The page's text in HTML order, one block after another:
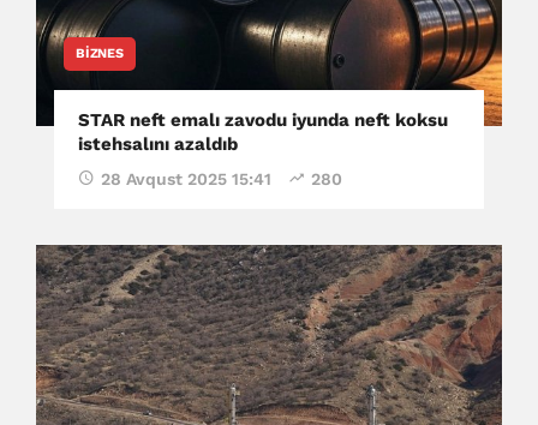
BIZNES
STAR neft emalı zavodu iyunda neft koksu
istehsalını azaldıb
28 Avqust 2025 15:41 280